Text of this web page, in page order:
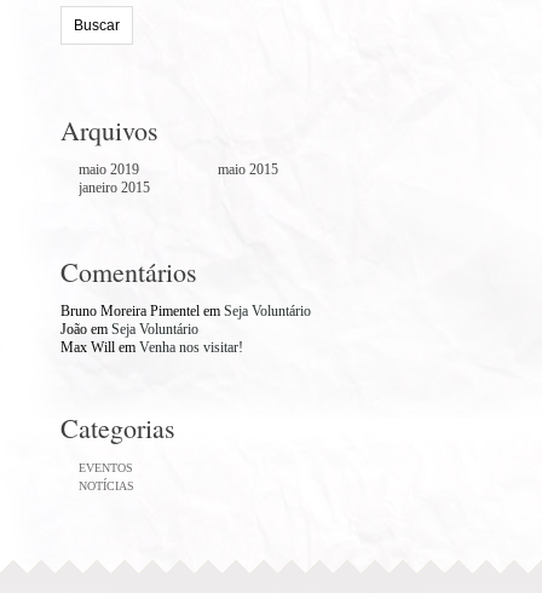
Arquivos
maio 2019
maio 2015
janeiro 2015
Comentários
Bruno Moreira Pimentelem Seja Voluntário
Joãoem Seja Voluntário
Max Willem Venha nos visitar!
Categorias
EVENTOS
NOTÍCIAS